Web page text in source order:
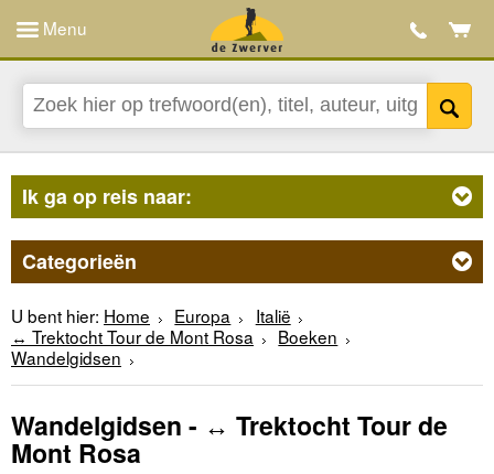
Menu
Ik ga op reis naar:
Categorieën
U bent hier: Home Europa
Italië
↔ Trektocht Tour de Mont Rosa
Boeken
Wandelgidsen
Wandelgidsen - ↔ Trektocht Tour de
Mont Rosa